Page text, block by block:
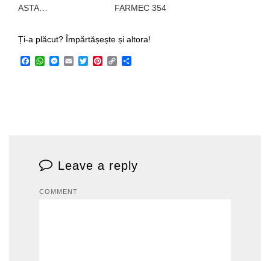
ASTA…
FARMEC 354
Ți-a plăcut? Împărtășește și altora!
Facebook
WhatsApp
Messenger
EmailTwitterPinterest
Copy
Leave a reply
COMMENT